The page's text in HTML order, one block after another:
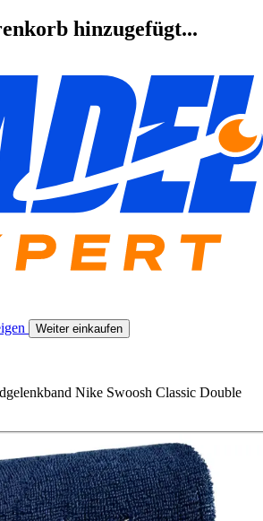
hinzugefügt...
Weiter einkaufen
Nike Swoosh Classic Double